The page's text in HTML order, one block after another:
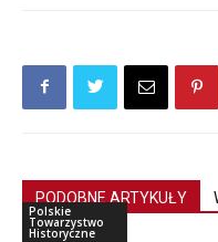
PODOBNE ARTYKUŁY
Polskie
Towarzystwo
Historyczne